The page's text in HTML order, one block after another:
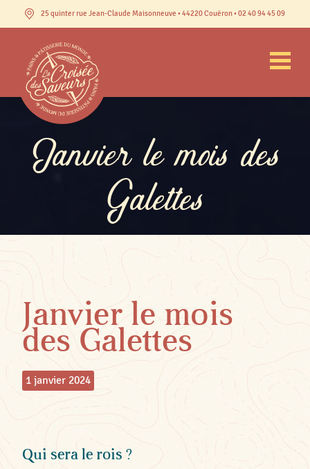
25 quinter rue Jean-Claude Maisonneuve • 44220 Couëron • 02 40 94 45 09
Janvier le mois des
Galettes
Janvier le mois
des Galettes
1 janvier 2024
Qui sera le rois ?